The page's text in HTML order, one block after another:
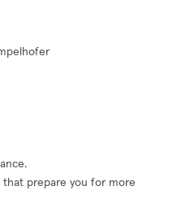
that prepare you for more